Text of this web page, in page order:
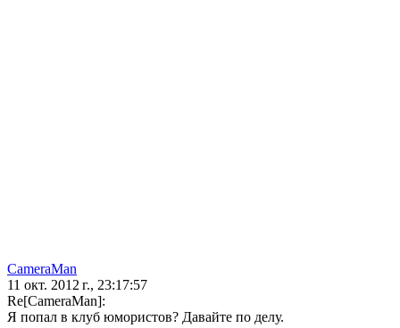
CameraMan
11 окт. 2012 г., 23:17:57
Re[CameraMan]:
Я попал в клуб юмористов? Давайте по делу.